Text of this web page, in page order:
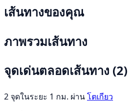
เส้นทางของคุณ
ภาพรวมเส้นทาง
จุดเด่นตลอดเส้นทาง (2)
2 จุดในระยะ 1 กม. ผ่านโตเกียว